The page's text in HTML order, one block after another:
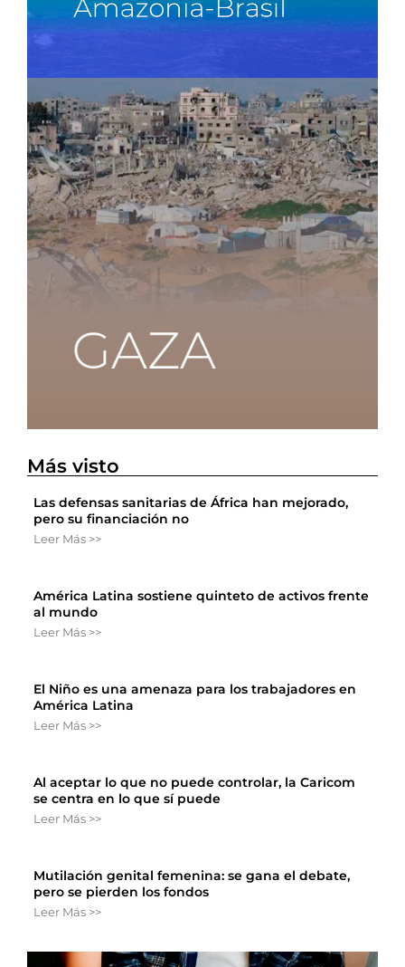
Más visto
Las defensas sanitarias de África han mejorado,
pero su financiación no
Leer Más >>
América Latina sostiene quinteto de activos frente
al mundo
Leer Más >>
El Niño es una amenaza para los trabajadores en
América Latina
Leer Más >>
Al aceptar lo que no puede controlar, la Caricom
se centra en lo que sí puede
Leer Más >>
Mutilación genital femenina: se gana el debate,
pero se pierden los fondos
Leer Más >>